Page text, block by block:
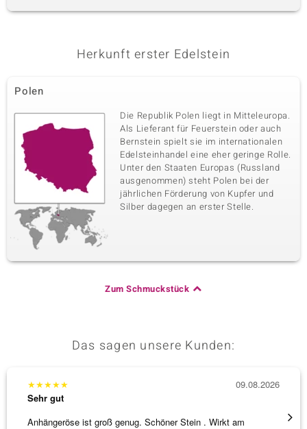
Herkunft erster Edelstein
Polen
Die Republik Polen liegt in Mitteleuropa.
Als Lieferant für Feuerstein oder auch
Bernstein spielt sie im internationalen
Edelsteinhandel eine eher geringe Rolle.
Unter den Staaten Europas (Russland
ausgenommen) steht Polen bei der
jährlichen Förderung von Kupfer und
Silber dagegen an erster Stelle.
Zum Schmuckstück
Das sagen unsere Kunden:
★★★★★
Sehr gut
Anhängeröse ist groß genug. Schöner Stein . Wirkt am
09.08.2026